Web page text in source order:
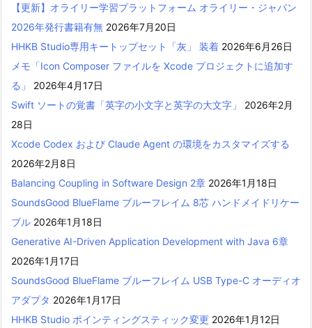
【更新】オライリー学習プラットフォーム オライリー・ジャパン
2026年発行書籍有無 2026年7月20日
HHKB Studio専用キートップセット「灰」 装着 2026年6月26日
メモ「Icon Composer ファイルを Xcode プロジェクトに追加す
る」
2026年4月17日
Swift ソートの覚書「英字の小文字と英字の大文字」
2026年2月
28日
Xcode Codex および Claude Agent の環境をカスタマイズする
2026年2月8日
Balancing Coupling in Software Design 2章 2026年1月18日
SoundsGood BlueFlame ブルーフレイム 8芯 ハンドメイドリケー
ブル 2026年1月18日
Generative AI-Driven Application Development with Java 6章
2026年1月17日
SoundsGood BlueFlame ブルーフレイム USB Type-C オーディオ
アダプタ 2026年1月17日
HHKB Studio ポインティングスティック変更 2026年1月12日